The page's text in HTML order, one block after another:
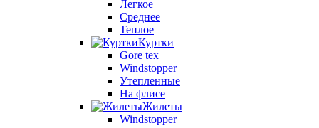
Легкое
Среднее
Теплое
Куртки
Gore tex
Windstopper
Утепленные
На флисе
Жилеты
Windstopper